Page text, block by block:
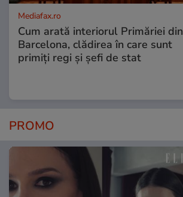
Mediafax.ro
Cum arată interiorul Primăriei din
Barcelona, clădirea în care sunt
primiți regi și șefi de stat
PROMO